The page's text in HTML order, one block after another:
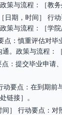
策与流程：［教务
期，时间］ 行
策与流程：［学院
：慎重评估对毕
。政策与流程：
：提交毕业申请
要点：在到期前
链接］。
］ 行动要点：对